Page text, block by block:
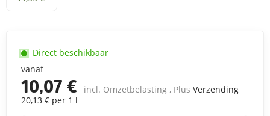
vanaf
10,07 € incl. Omzetbelasting , Plus Verzending
20,13 € per 1 l
Direct beschikbaar